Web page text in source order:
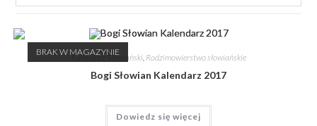
BRAK W MAGAZYNIE
Kalendarz Słowiański, Rodzimowierstwo słowiańskie
Bogi Słowian Kalendarz 2017
Dowiedz się więcej